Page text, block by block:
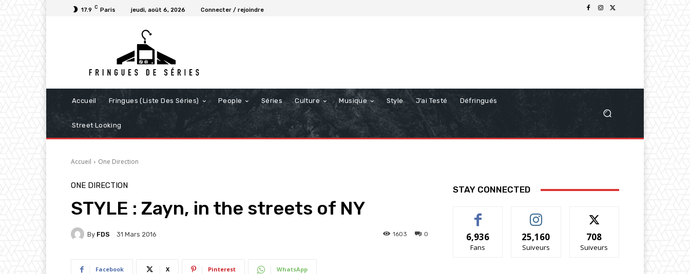
17.9 C Paris jeudi, août 6, 2026 Connecter / rejoindre
Accueil Fringues (Liste Des Séries) People Séries Culture Musique Style J’ai Testé Défringués
Street Looking
Accueil One Direction
ONE DIRECTION
STYLE : Zayn, in the streets of NY
By FDS 31 Mars 2016 0
1603
Facebook X Pinterest WhatsApp
STAY CONNECTED
6,936
Fans
25,160
Suiveurs
708
Suiveurs